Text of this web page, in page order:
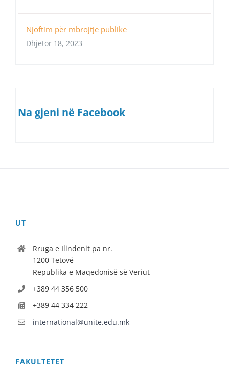
Njoftim për mbrojtje publike
Dhjetor 18, 2023
Na gjeni në Facebook
UT
Rruga e Ilindenit pa nr.
1200 Tetovë
Republika e Maqedonisë së Veriut
+389 44 356 500
+389 44 334 222
international@unite.edu.mk
FAKULTETET